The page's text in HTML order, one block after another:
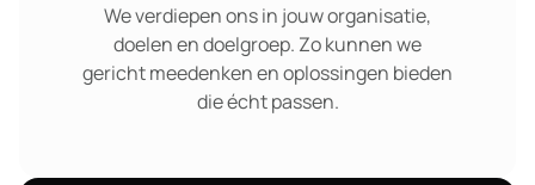
We verdiepen ons in jouw organisatie,
doelen en doelgroep. Zo kunnen we
gericht meedenken en oplossingen bieden
die écht passen.